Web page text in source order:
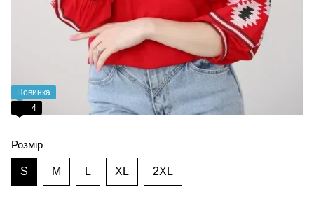
Новинка
4
Розмір
S M L XL 2XL